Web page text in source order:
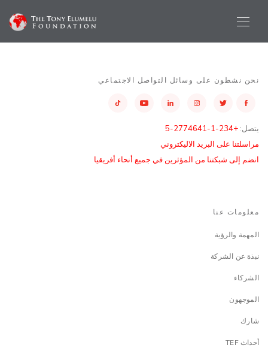
نحن نشطون على وسائل التواصل الاجتماعي
يتصل: +234-1-2774641-5
مراسلتنا على البريد الاليكتروني
انضم إلى شبكتنا من المؤثرين في جميع أنحاء أفريقيا
معلومات عنا
المهمة والرؤية
نبذة عن الشركة
الشركاء
الموجهون
شارك
أحداث TEF